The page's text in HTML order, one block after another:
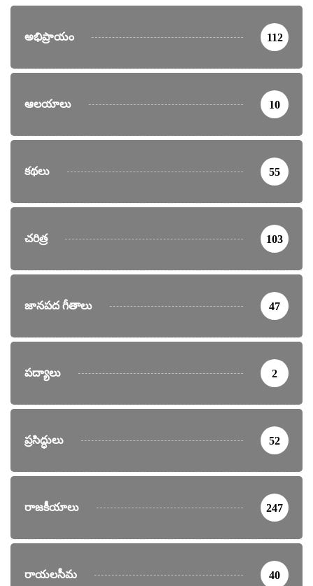
అభిప్రాయం 112
ఆలయాలు 10
కథలు 55
చరిత్ర 103
జానపద గీతాలు 47
పద్యాలు 2
ప్రసిద్ధులు 52
రాజకీయాలు 247
రాయలసీమ 40